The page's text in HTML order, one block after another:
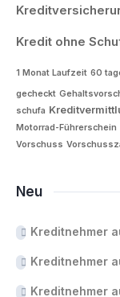
Kredit ohne
1 Monat Laufzeit 60
gecheckt
schufa
Motorrad-Führerschein
Vorschuss
Neu
Kreditnehmer
Kreditnehmer
Kreditnehmer